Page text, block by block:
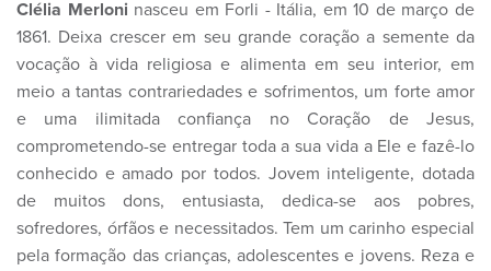
Clélia Merloni nasceu em Forli - Itália, em 10 de março de
1861. Deixa crescer em seu grande coração a semente da
vocação à vida religiosa e alimenta em seu interior, em
meio a tantas contrariedades e sofrimentos, um forte amor
e uma ilimitada confiança no Coração de Jesus,
comprometendo-se entregar toda a sua vida a Ele e fazê-lo
conhecido e amado por todos. Jovem inteligente, dotada
de muitos dons, entusiasta, dedica-se aos pobres,
sofredores, órfãos e necessitados. Tem um carinho especial
pela formação das crianças, adolescentes e jovens. Reza e